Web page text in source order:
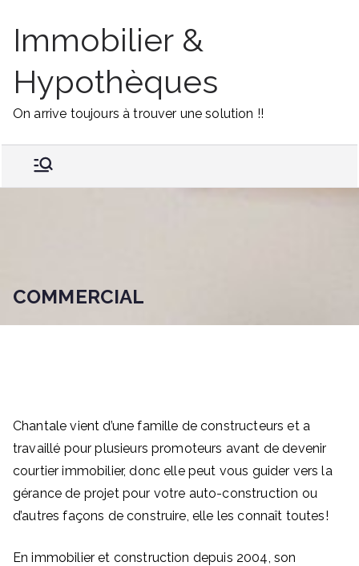
content
Immobilier &
Hypothèques
On arrive toujours à trouver une solution !!
COMMERCIAL
Chantale vient d’une famille de constructeurs et a
travaillé pour plusieurs promoteurs avant de devenir
courtier immobilier, donc elle peut vous guider vers la
gérance de projet pour votre auto-construction ou
d’autres façons de construire, elle les connaît toutes!
En immobilier et construction depuis 2004, son